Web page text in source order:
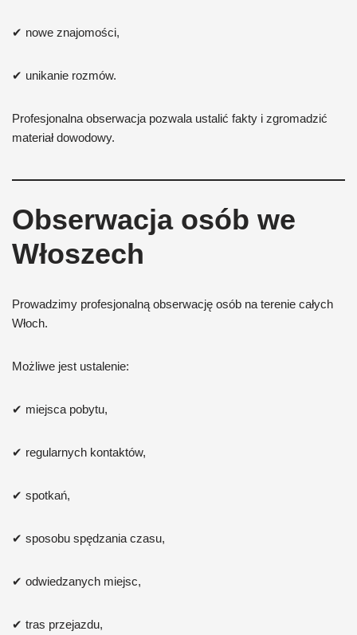
✔ nowe znajomości,
✔ unikanie rozmów.
Profesjonalna obserwacja pozwala ustalić fakty i zgromadzić
materiał dowodowy.
Obserwacja osób we
Włoszech
Prowadzimy profesjonalną obserwację osób na terenie całych
Włoch.
Możliwe jest ustalenie:
✔ miejsca pobytu,
✔ regularnych kontaktów,
✔ spotkań,
✔ sposobu spędzania czasu,
✔ odwiedzanych miejsc,
✔ tras przejazdu,